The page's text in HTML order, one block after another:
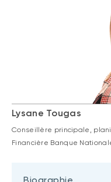
Lysane Tougas
Conseillère principale,
Financière Banque